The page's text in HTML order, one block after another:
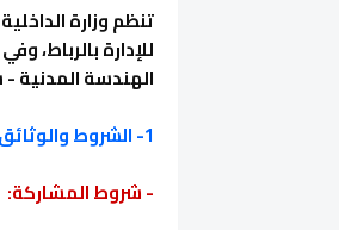
للإدارة بالرباط،
الهندسة المدنية -
1- الشروط والوثائق المطلوبة للمشاركة في المباراة:
- شروط المشاركة: